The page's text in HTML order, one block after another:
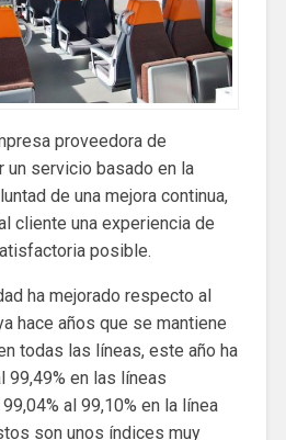
proveedora de
un servicio basado en la
de una mejora continua,
cliente una experiencia de
posible.
ha mejorado respecto al
hace años que se mantiene
todas las líneas, este año ha
99,49% en las líneas
al 99,10% en la línea
son unos índices muy